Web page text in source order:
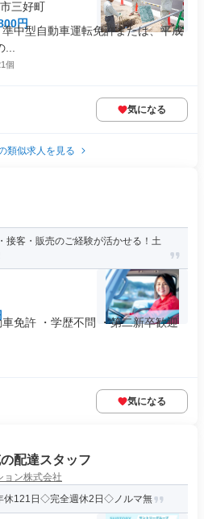
三好町
円
中型自動車運転免許または、平成
個
気になる
類似求人を見る
接客・販売のご経験が活かせる！土
免許 ・学歴不問 ・第二新卒歓迎
気になる
配達スタッフ
ョン株式会社
121日◇完全週休2日◇ノルマ無